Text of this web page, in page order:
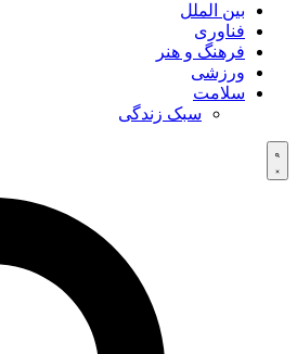
بین الملل
فناوری
فرهنگ و هنر
ورزشی
سلامت
سبک زندگی